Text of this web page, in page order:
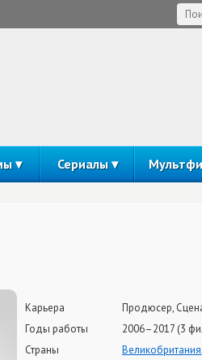
Сериалы
Карьера
Продюсер,
Годы работы
2006–2017 (3
Страны
Великобритания